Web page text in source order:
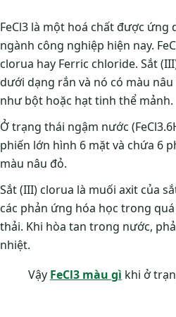
FeCl3 là một hoá chất được
ngành công nghiệp hiện nay.
clorua hay Ferric chloride. Sắt
dưới dạng rắn và nó có màu
như bột hoặc hạt tinh thể mảnh.
Ở trạng thái ngậm nước
phiến lớn hình 6 mặt và chứa 6
màu nâu đỏ.
Sắt (III) clorua là muối axit của
các phản ứng hóa học trong
thải. Khi hòa tan trong nước,
nhiệt.
Vậy FeCl3 màu gì khi ở